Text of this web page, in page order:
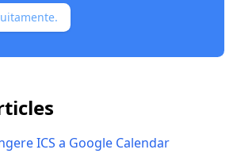
ICS a Google Calendar